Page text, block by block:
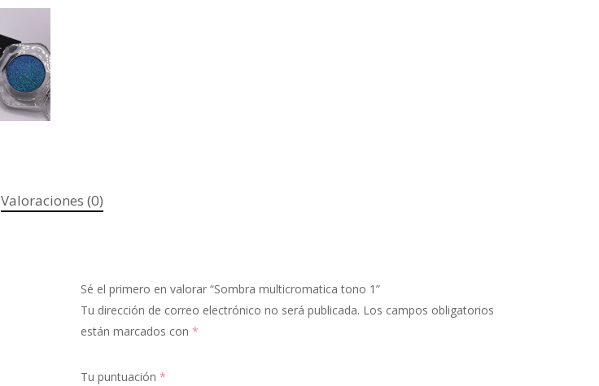
Valoraciones (0)
Sé el primero en valorar “Sombra multicromatica tono 1”
Tu dirección de correo electrónico no será publicada. Los campos obligatorios
están marcados con *
Tu puntuación *